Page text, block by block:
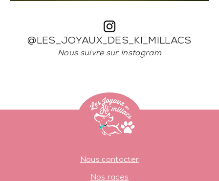
@LES_JOYAUX_DES_KI_MILLACS
Nous suivre sur Instagram
Nous contacter
Nos races